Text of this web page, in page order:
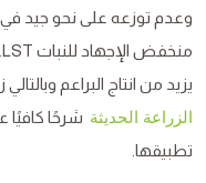
وعدم توزعه على نحو جيد في
يزيد من انتاج البراعم
الزراعة الحديثة شرحًا كافيًا
تطبيقها.